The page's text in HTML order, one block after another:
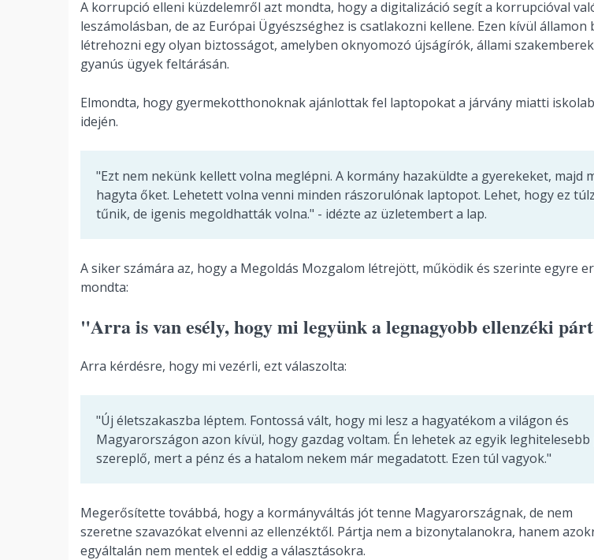
A korrupció elleni küzdelemről azt mondta, hogy a digitalizáció segít a korrupcióval
leszámolásban, de az Európai Ügyészséghez is csatlakozni kellene. Ezen kívül államon
létrehozni egy olyan biztosságot, amelyben oknyomozó újságírók, állami
gyanús ügyek feltárásán.
Elmondta, hogy gyermekotthonoknak ajánlottak fel laptopokat a járvány miatti
idején.
"Ezt nem nekünk kellett volna meglépni. A kormány hazaküldte a gyerekeket, majd
hagyta őket. Lehetett volna venni minden rászorulónak laptopot. Lehet, hogy ez
tűnik, de igenis megoldhatták volna." - idézte az üzletembert a lap.
A siker számára az, hogy a Megoldás Mozgalom létrejött, működik és szerinte egyre
mondta:
"Arra is van esély, hogy mi legyünk a legnagyobb ellenzéki
Arra kérdésre, hogy mi vezérli, ezt válaszolta:
"Új életszakaszba léptem. Fontossá vált, hogy mi lesz a hagyatékom a világon és
Magyarországon azon kívül, hogy gazdag voltam. Én lehetek az egyik
szereplő, mert a pénz és a hatalom nekem már megadatott. Ezen túl vagyok."
Megerősítette továbbá, hogy a kormányváltás jót tenne Magyarországnak, de nem
szeretne szavazókat elvenni az ellenzéktől. Pártja nem a bizonytalanokra, hanem
egyáltalán nem mentek el eddig a választásokra.